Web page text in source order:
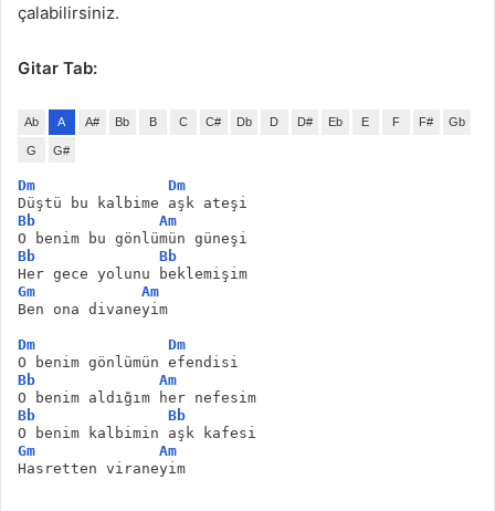
çalabilirsiniz.
Gitar Tab:
Ab A A# Bb B C C# Db D D# Eb E F F# Gb
G G#
Dm
Dm
Düştü bu kalbime aşk ateşi
Bb
Am
O benim bu gönlümün güneşi
Bb
Bb
Her gece yolunu beklemişim
Gm
Am
Ben ona divaneyim
Dm
Dm
O benim gönlümün efendisi
Bb
Am
O benim aldığım her nefesim
Bb
Bb
O benim kalbimin aşk kafesi
Gm
Am
Hasretten viraneyim